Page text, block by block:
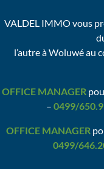
VALDEL IMMO vous
l’autre à Woluwé au
OFFICE MANAGER
– 0499/
OFFICE MANAGER
0499/